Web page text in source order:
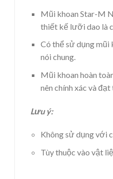
Mũi khoan Star-M
thiết kế lưỡi dao là
Có thể sử dụng mũi
nói chung.
Mũi khoan hoàn
nên chính xác và
Lưu ý:
Không sử dụng với
Tùy thuộc vào vật